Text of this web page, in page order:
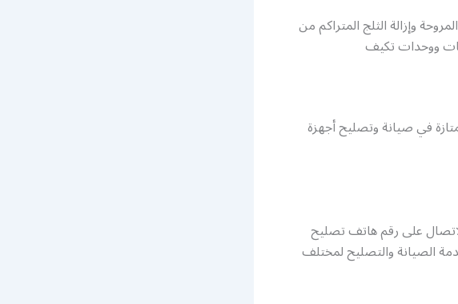
وإزالة الثلج المتراكم من
ووحدات تكيف
في صيانة وتصليح أجهزة
على رقم هاتف تصليح
الصيانة والتصليح لمختلف